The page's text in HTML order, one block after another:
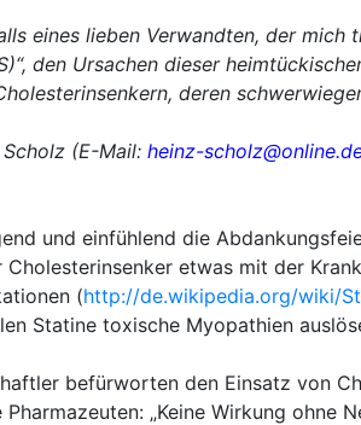
eines lieben Verwandten, der
den Ursachen dieser
deren
(E-Mail: heinz-
und einfühlend die
Cholesterinsenker etwas mit der
(http://de.wikipedia.org/wiki/
Statine toxische Myopathien
befürworten den Einsatz von
„Keine Wirkung ohne